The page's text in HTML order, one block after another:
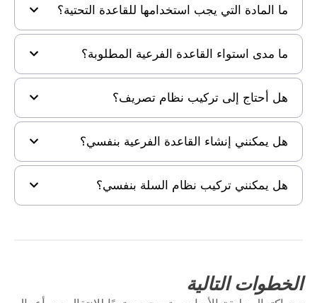
ما المادة التي يجب استخدامها للقاعدة التحتية؟
ما مدى استواء القاعدة الفرعية المطلوبة؟
هل أحتاج إلى تركيب نظام تصريف؟
هل يمكنني إنشاء القاعدة الفرعية بنفسي؟
هل يمكنني تركيب نظام السلة بنفسي؟
الخطوات التالية